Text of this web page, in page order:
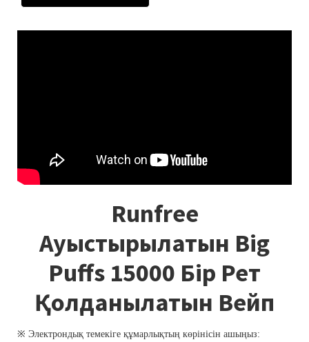
Runfree
Ауыстырылатын Big
Puffs 15000 Бір Рет
Қолданылатын Вейп
※ Электрондық темекіге құмарлықтың көрінісін ашыңыз: